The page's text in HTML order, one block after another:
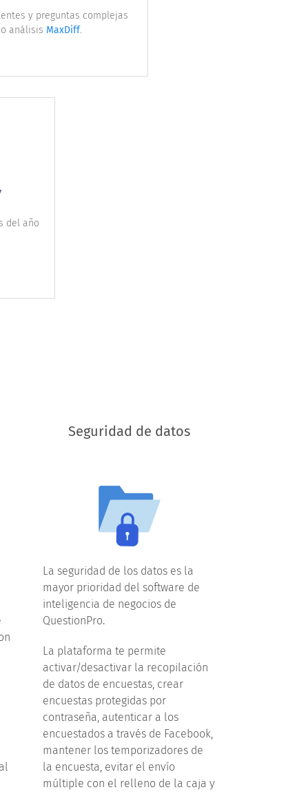
y preguntas complejas
análisis MaxDiff.
del año
Seguridad de datos
La seguridad de los datos es la
mayor prioridad del software de
inteligencia de negocios de
QuestionPro.
La plataforma te permite
activar/desactivar la recopilación
de datos de encuestas, crear
encuestas protegidas por
contraseña, autenticar a los
encuestados a través de Facebook,
mantener los temporizadores de
la encuesta, evitar el envío
múltiple con el relleno de la caja y